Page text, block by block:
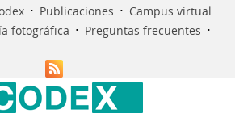
· Publicaciones · Campus virtual
fotográfica · Preguntas frecuentes ·